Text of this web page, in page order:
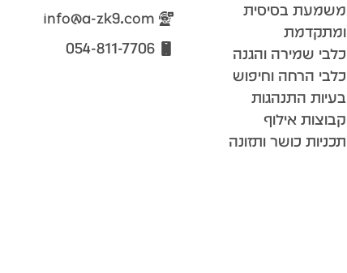
משמעת בסיסית
ומתקדמת
כלבי שמירה והגנה
כלבי הרחה וחיפוש
בעיות התנהגות
קבוצות אילוף
תכניות כושר ותזונה
info@a-zk9.com
054-811-7706